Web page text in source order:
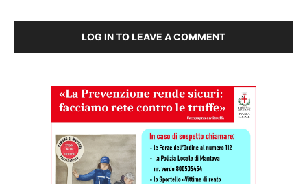
LOG IN TO LEAVE A COMMENT